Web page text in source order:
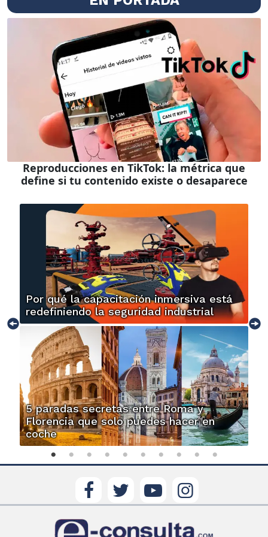
Reproducciones en TikTok: la métrica que
define si tu contenido existe o desaparece
Por qué la capacitación inmersiva está
redefiniendo la seguridad industrial
5 paradas secretas entre Roma y
Florencia que solo puedes hacer en
coche